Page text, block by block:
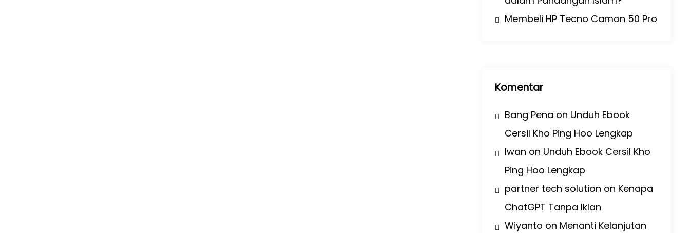
Membeli HP Tecno Camon 50 Pro
Komentar
Bang Pena on Unduh Ebook
Cersil Kho Ping Hoo Lengkap
Iwan on Unduh Ebook Cersil Kho
Ping Hoo Lengkap
partner tech solution on Kenapa
ChatGPT Tanpa Iklan
Wiyanto on Menanti Kelanjutan